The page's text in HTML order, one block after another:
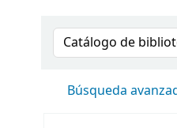
Buscar en el
Búsqueda